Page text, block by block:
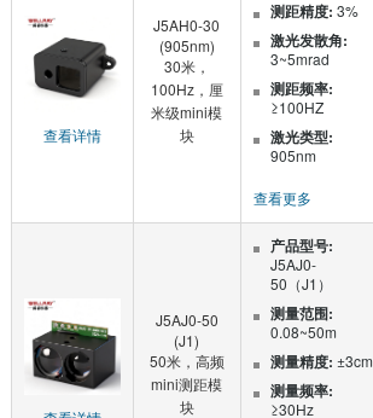
查看详情
J5AH0-30
(905nm)
30米，
100Hz，厘
米级mini模
块
测距精度: 3%
激光发散角:
3~5mrad
测距频率:
≥100HZ
激光类型:
905nm
查看更多
J5AJ0-50
(J1)
50米，高频
mini测距模
块
产品型号:
J5AJ0-
50（J1）
测量范围:
0.08~50m
测量精度: ±3cm
测量频率:
≥30Hz